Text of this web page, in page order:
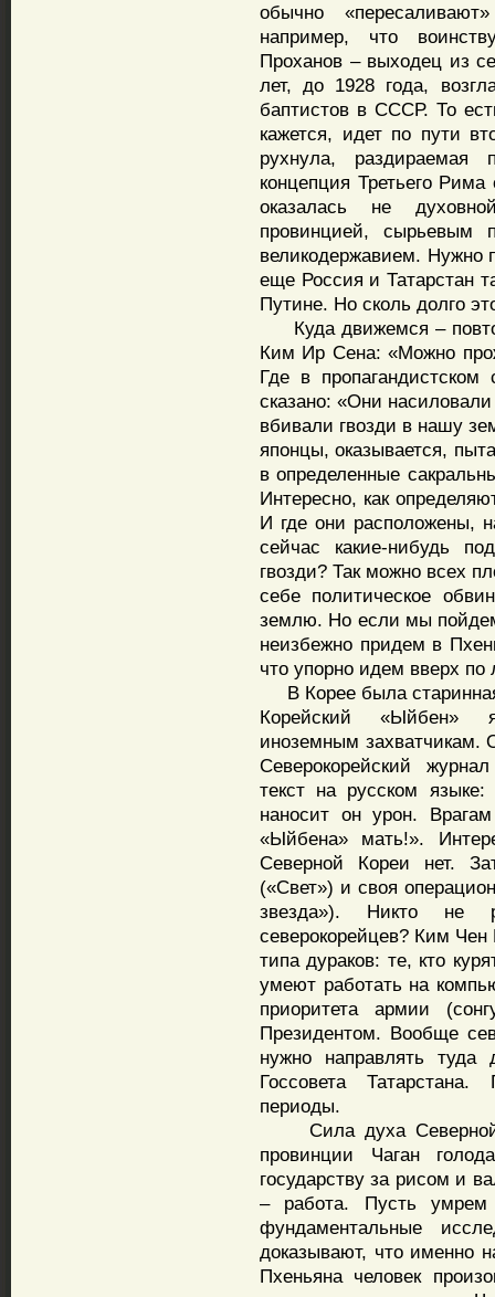
обычно
например, что
Проханов – выходец из
лет, до 1928 года,
баптистов в СССР. То
кажется, идет по пути
рухнула, раздираемая
концепция Третьего
оказалась не
провинцией, сырьевым
великодержавием. Нужно
еще Россия и Татарстан
Путине. Но сколь долго
Куда движемся –
Ким Ир Сена: «Можно
Где в
сказано: «Они
вбивали гвозди в нашу
японцы, оказывается,
в определенные
Интересно, как
И где они расположены,
сейчас какие-нибудь
гвозди? Так можно всех
себе политическое
землю. Но если мы
неизбежно придем в
что упорно идем вверх
В Корее была
Корейский «Ыйбен»
иноземным
Северокорейский
текст на русском
наносит он урон.
«Ыйбена» мать!».
Северной Кореи нет.
(«Свет») и своя
звезда»). Никто не
северокорейцев? Ким
типа дураков: те, кто
умеют работать на
приоритета армии
Президентом. Вообще
нужно направлять
Госсовета
периоды.
Сила духа Северной
провинции Чаган
государству за рисом и
– работа. Пусть
фундаментальные
доказывают, что именно
Пхеньяна человек